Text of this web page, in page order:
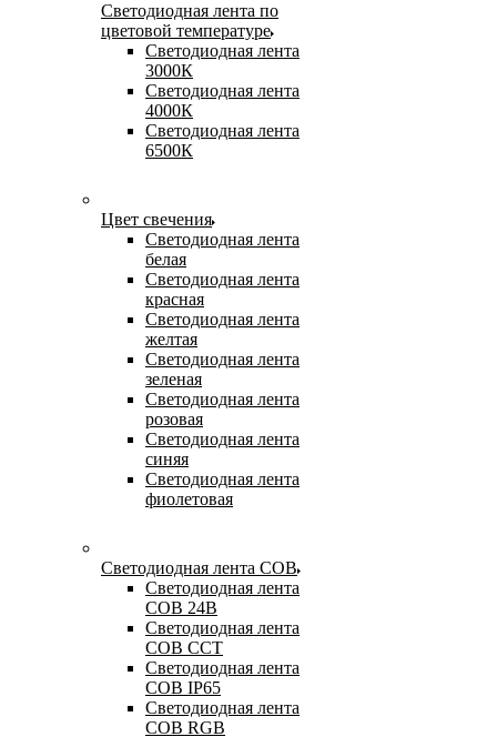
Светодиодная лента по
цветовой температуре
Светодиодная лента
3000К
Светодиодная лента
4000К
Светодиодная лента
6500К
Цвет свечения
Светодиодная лента
белая
Светодиодная лента
красная
Светодиодная лента
желтая
Светодиодная лента
зеленая
Светодиодная лента
розовая
Светодиодная лента
синяя
Светодиодная лента
фиолетовая
Светодиодная лента COB
Светодиодная лента
COB 24В
Светодиодная лента
COB CCT
Светодиодная лента
COB IP65
Светодиодная лента
COB RGB